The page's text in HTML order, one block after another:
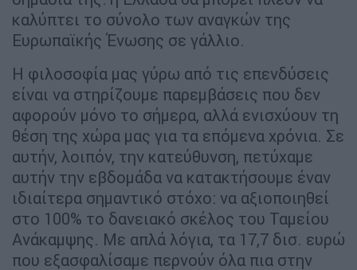
καλύπτει το σύνολο των αναγκών της
Ευρωπαϊκής Ένωσης σε γάλλιο.
Η φιλοσοφία μας γύρω από τις επενδύσεις
είναι να στηρίζουμε παρεμβάσεις που δεν
αφορούν μόνο το σήμερα, αλλά ενισχύουν τη
θέση της χώρα μας για τα επόμενα χρόνια. Σε
αυτήν, λοιπόν, την κατεύθυνση, πετύχαμε
αυτήν την εβδομάδα να κατακτήσουμε έναν
ιδιαίτερα σημαντικό στόχο: να αξιοποιηθεί
στο 100% το δανειακό σκέλος του Ταμείου
Ανάκαμψης. Με απλά λόγια, τα 17,7 δισ. ευρώ
που εξασφαλίσαμε περνούν όλα πια στην